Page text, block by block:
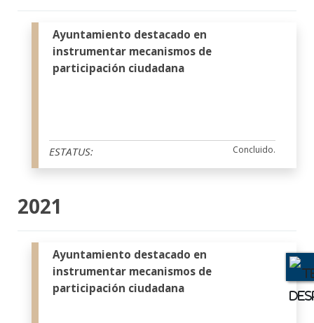
Ayuntamiento destacado en
instrumentar mecanismos de
participación ciudadana
ESTATUS: Concluido.
2021
Ayuntamiento destacado en
instrumentar mecanismos de
participación ciudadana